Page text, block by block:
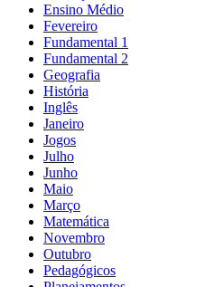
Ensino Médio
Fevereiro
Fundamental 1
Fundamental 2
Geografia
História
Inglês
Janeiro
Jogos
Julho
Junho
Maio
Março
Matemática
Novembro
Outubro
Pedagógicos